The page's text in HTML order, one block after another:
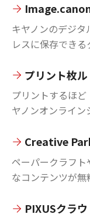
キヤノンのデジ
レスに保存できる
プリント枚ル
プリントするほ
ヤノンオンライン
Creative
ペーパークラフ
なコンテンツが無
PIXUSクラ